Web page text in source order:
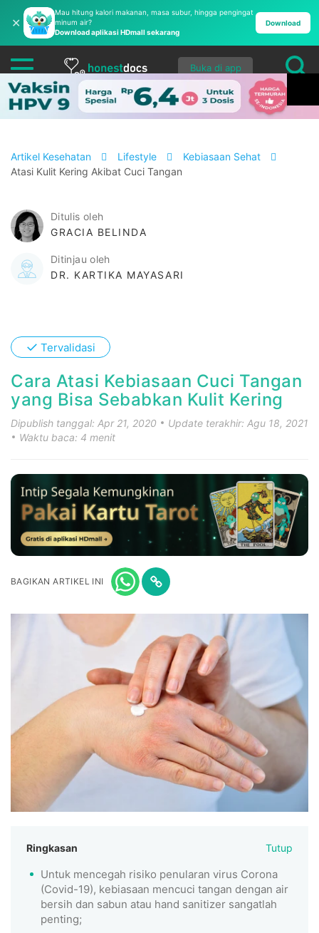
✕
Mau hitung kalori makanan, masa subur, hingga pengingat
minum air?
Download aplikasi HDmall sekarang
Download
Buka di app
Artikel Kesehatan Lifestyle
Kebiasaan Sehat
Atasi Kulit Kering Akibat Cuci Tangan
Ditulis oleh
GRACIA BELINDA
Ditinjau oleh
DR. KARTIKA MAYASARI
✓ Tervalidasi
Cara Atasi Kebiasaan Cuci Tangan
yang Bisa Sebabkan Kulit Kering
Dipublish tanggal: Apr 21, 2020
Update terakhir: Agu 18, 2021
Waktu baca: 4 menit
BAGIKAN ARTIKEL INI
Ringkasan Tutup
Untuk mencegah risiko penularan virus Corona
(Covid-19), kebiasaan mencuci tangan dengan air
bersih dan sabun atau hand sanitizer sangatlah
penting;